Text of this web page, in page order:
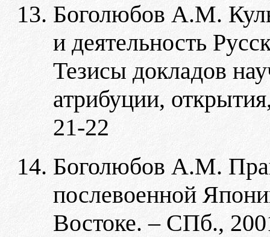
Боголюбов А.М.
и деятельность
Тезисы докладов
атрибуции,
21-22
Боголюбов А.М.
послевоенной
Востоке. – СПб.,